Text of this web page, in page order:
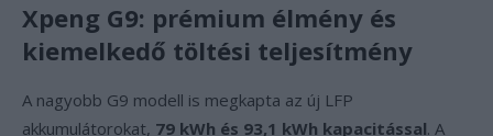
Xpeng G9: prémium élmény és
kiemelkedő töltési teljesítmény
A nagyobb G9 modell is megkapta az új LFP
akkumulátorokat, 79 kWh és 93,1 kWh kapacitással. A